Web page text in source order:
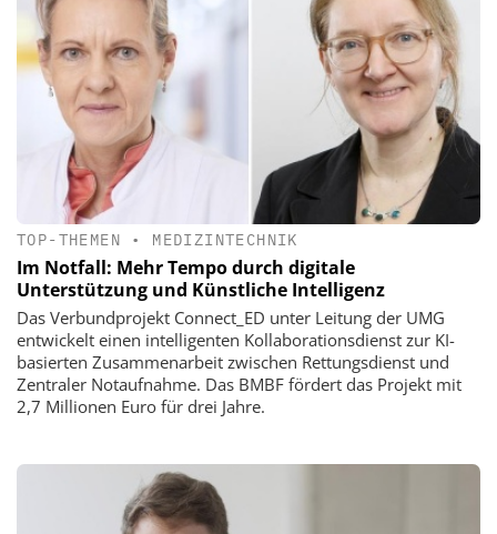
TOP-THEMEN • MEDIZINTECHNIK
Im Notfall: Mehr Tempo durch digitale
Unterstützung und Künstliche Intelligenz
Das Verbundprojekt Connect_ED unter Leitung der UMG
entwickelt einen intelligenten Kollaborationsdienst zur KI-
basierten Zusammenarbeit zwischen Rettungsdienst und
Zentraler Notaufnahme. Das BMBF fördert das Projekt mit
2,7 Millionen Euro für drei Jahre.